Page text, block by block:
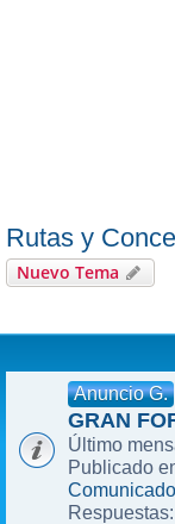
Rutas y
Nuevo Tema
Anuncio G.
GRAN
Último
Publicado
Respuestas: